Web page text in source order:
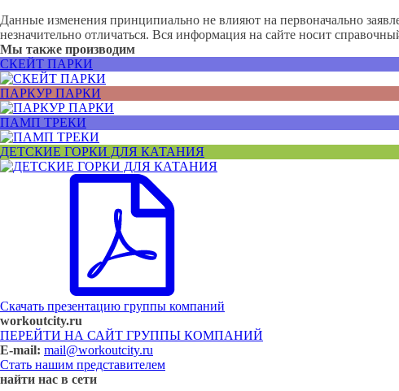
Данные изменения принципиально не влияют на первоначально
незначительно отличаться. Вся информация на сайте носит
Мы также производим
СКЕЙТ ПАРКИ
ПАРКУР ПАРКИ
ПАМП ТРЕКИ
ДЕТСКИЕ ГОРКИ ДЛЯ КАТАНИЯ
Скачать презентацию группы компаний
workoutcity.ru
ПЕРЕЙТИ НА САЙТ ГРУППЫ КОМПАНИЙ
E-mail: mail@workoutcity.ru
Стать нашим представителем
найти нас в сети